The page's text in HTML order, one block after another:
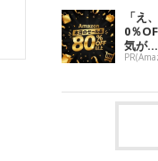
談者
きな
も知れ
めに
よい
カ月
と食
こす
した
いか
く、
ら、
子を見
減ら
の手
フード
「え
0％
気が...